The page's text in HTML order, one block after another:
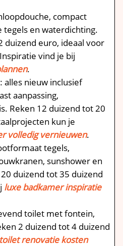
compact
en waterdichting.​
duizend euro, ideaal voor
vind je bij
.​
: alles nieuw inclusief
aanpassing,
Reken 12 duizend tot 20
kun je
volledig vernieuwen.​
tegels,
sunshower en
duizend tot 35 duizend
luxe badkamer inspiratie
toilet met fontein,
2 duizend tot 4 duizend
toilet renovatie kosten